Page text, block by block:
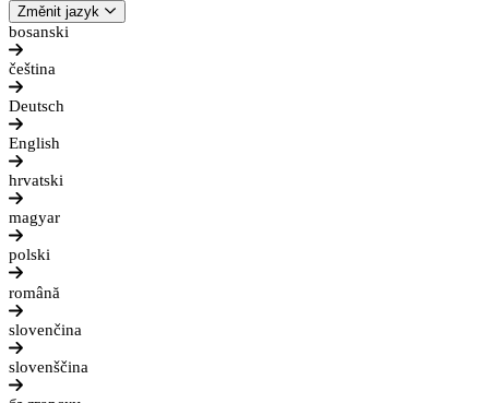
Změnit jazyk
bosanski
čeština
Deutsch
English
hrvatski
magyar
polski
română
slovenčina
slovenščina